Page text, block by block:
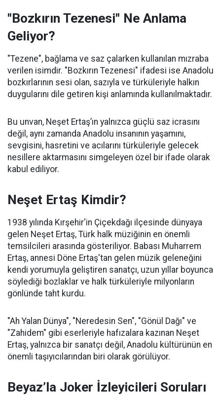
"Bozkırın Tezenesi" Ne Anlama
Geliyor?
"Tezene", bağlama ve saz çalarken kullanılan mızraba
verilen isimdir. "Bozkırın Tezenesi" ifadesi ise Anadolu
bozkırlarının sesi olan, sazıyla ve türküleriyle halkın
duygularını dile getiren kişi anlamında kullanılmaktadır.
Bu unvan, Neşet Ertaş’ın yalnızca güçlü saz icrasını
değil, aynı zamanda Anadolu insanının yaşamını,
sevgisini, hasretini ve acılarını türküleriyle gelecek
nesillere aktarmasını simgeleyen özel bir ifade olarak
kabul ediliyor.
Neşet Ertaş Kimdir?
1938 yılında Kırşehir'in Çiçekdağı ilçesinde dünyaya
gelen Neşet Ertaş, Türk halk müziğinin en önemli
temsilcileri arasında gösteriliyor. Babası Muharrem
Ertaş, annesi Döne Ertaş'tan gelen müzik geleneğini
kendi yorumuyla geliştiren sanatçı, uzun yıllar boyunca
söylediği bozlaklar ve halk türküleriyle milyonların
gönlünde taht kurdu.
"Ah Yalan Dünya", "Neredesin Sen", "Gönül Dağı" ve
"Zahidem" gibi eserleriyle hafızalara kazınan Neşet
Ertaş, yalnızca bir sanatçı değil, Anadolu kültürünün en
önemli taşıyıcılarından biri olarak görülüyor.
Beyaz’la Joker İzleyicileri Soruları